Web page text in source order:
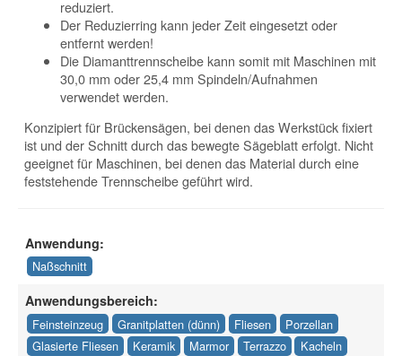
reduziert.
Der Reduzierring kann jeder Zeit eingesetzt oder
entfernt werden!
Die Diamanttrennscheibe kann somit mit Maschinen mit
30,0 mm oder 25,4 mm Spindeln/Aufnahmen
verwendet werden.
Konzipiert für Brückensägen, bei denen das Werkstück fixiert
ist und der Schnitt durch das bewegte Sägeblatt erfolgt. Nicht
geeignet für Maschinen, bei denen das Material durch eine
feststehende Trennscheibe geführt wird.
Anwendung:
Naßschnitt
Anwendungsbereich:
Feinsteinzeug Granitplatten (dünn) Fliesen
Porzellan
Glasierte Fliesen
Keramik Marmor Terrazzo
Kacheln